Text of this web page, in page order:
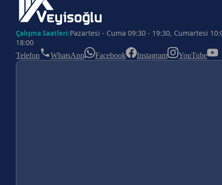
Çalışma Saatleri:Pazartesi - Cuma 09:30 - 19:30, Cumartesi
18:00
Telefon WhatsApp Facebook Instagram YouTube